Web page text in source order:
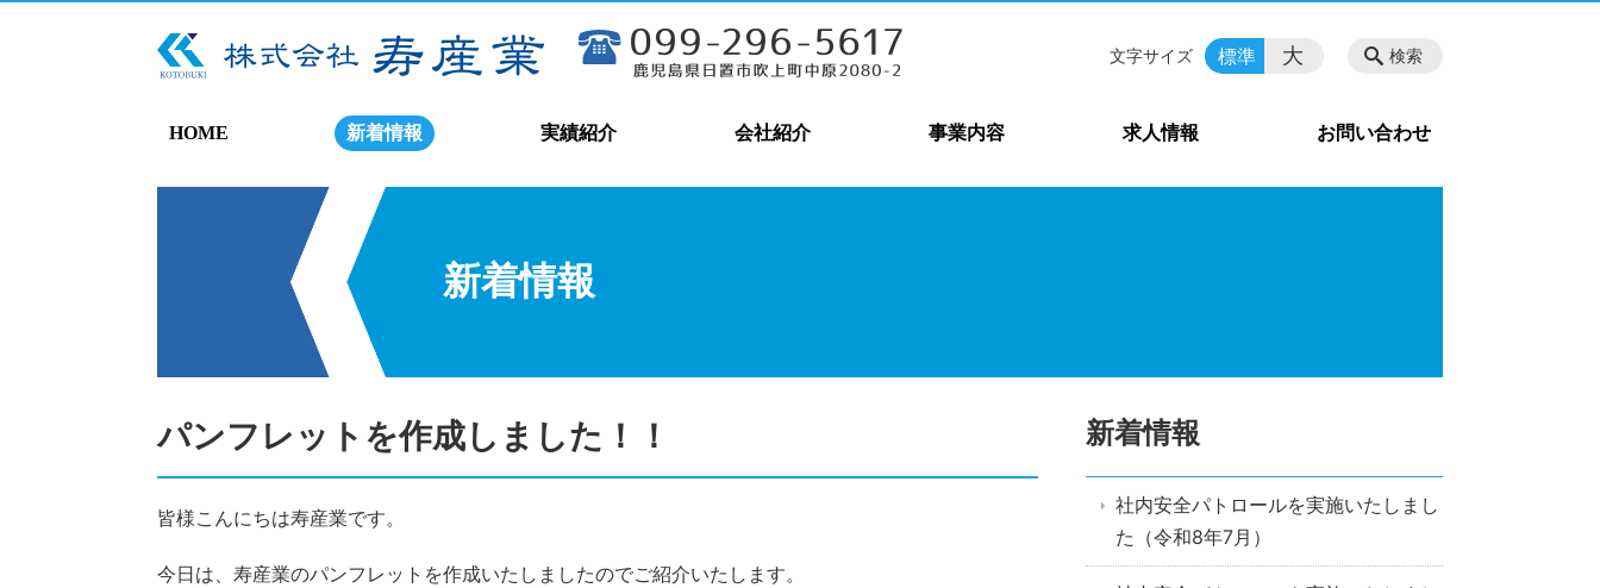
HOME 新着情報 実績紹介 会社紹介 事業内容 求人情報 お問い合わせ
検索
文字サイズ 標準 大
新着情報
パンフレットを作成しました！！
皆様こんにちは寿産業です。
今日は、寿産業のパンフレットを作成いたしましたのでご紹介いたします。
新着情報
社内安全パトロールを実施いたしまし
た（令和8年7月）